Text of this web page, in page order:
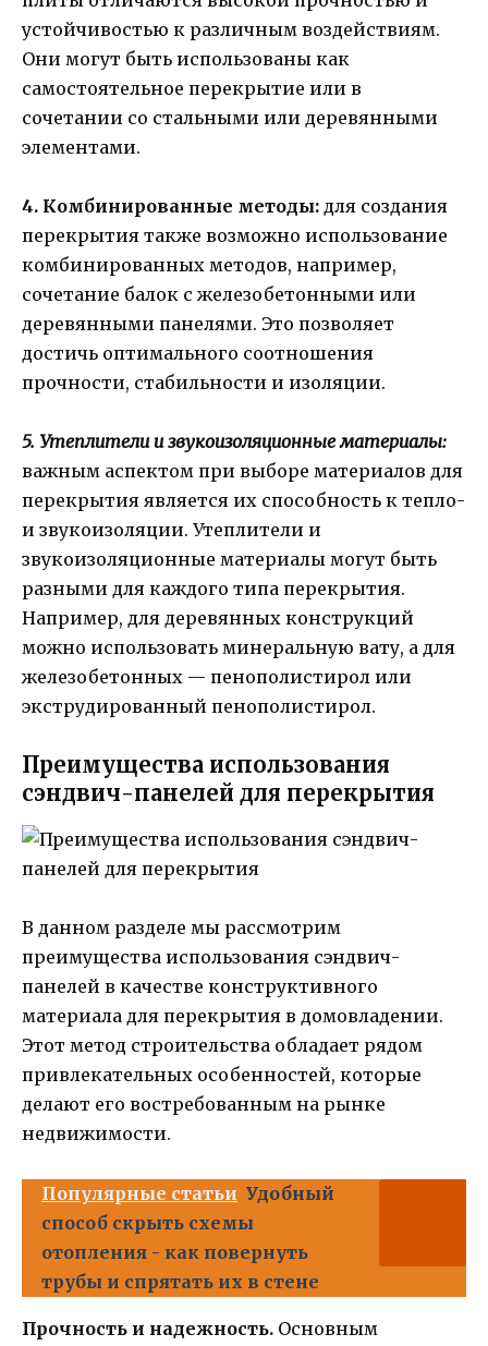
устойчивостью к различным воздействиям.
Они могут быть использованы как
самостоятельное перекрытие или в
сочетании со стальными или деревянными
элементами.
4. Комбинированные методы: для создания
перекрытия также возможно использование
комбинированных методов, например,
сочетание балок с железобетонными или
деревянными панелями. Это позволяет
достичь оптимального соотношения
прочности, стабильности и изоляции.
5. Утеплители и звукоизоляционные материалы:
важным аспектом при выборе материалов для
перекрытия является их способность к тепло-
и звукоизоляции. Утеплители и
звукоизоляционные материалы могут быть
разными для каждого типа перекрытия.
Например, для деревянных конструкций
можно использовать минеральную вату, а для
железобетонных — пенополистирол или
экструдированный пенополистирол.
Преимущества использования
сэндвич-панелей для перекрытия
В данном разделе мы рассмотрим
преимущества использования сэндвич-
панелей в качестве конструктивного
материала для перекрытия в домовладении.
Этот метод строительства обладает рядом
привлекательных особенностей, которые
делают его востребованным на рынке
недвижимости.
Популярные статьи Удобный
способ скрыть схемы
отопления - как повернуть
трубы и спрятать их в стене
Прочность и надежность. Основным